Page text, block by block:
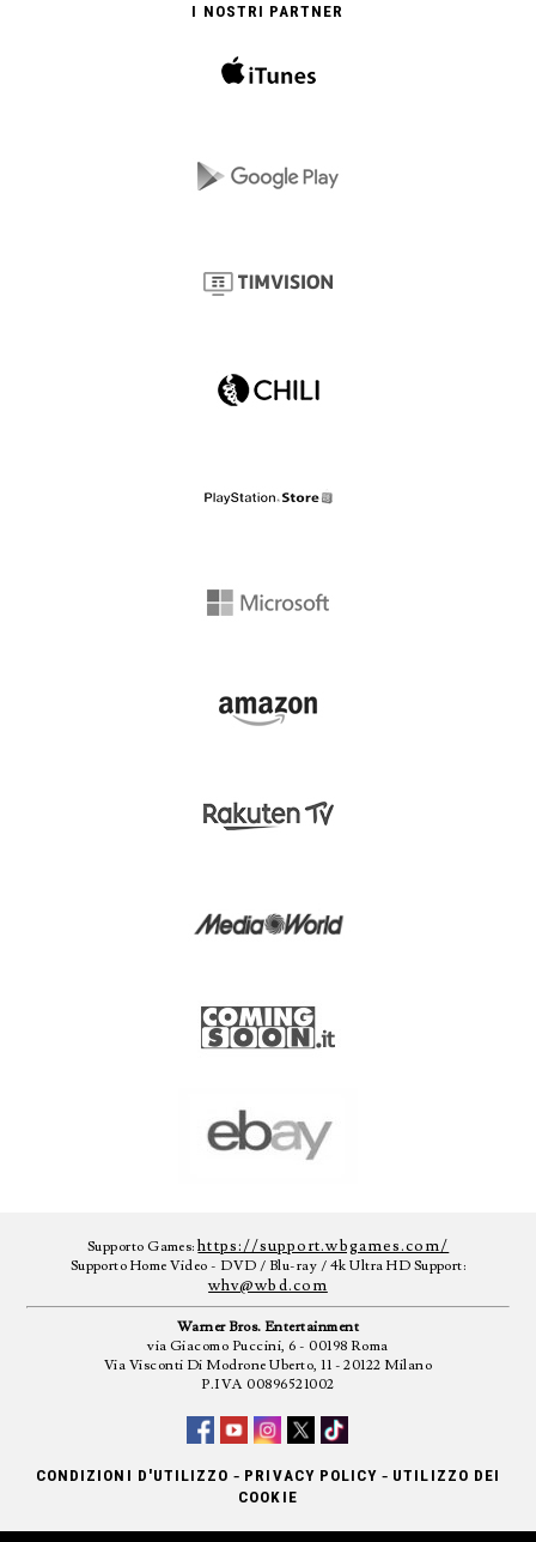
I NOSTRI PARTNER
Supporto Games:https://support.wbgames.com/
Supporto Home Video - DVD / Blu-ray / 4k Ultra HD Support:
whv@wbd.com
Warner Bros. Entertainment
via Giacomo Puccini, 6 - 00198 Roma
Via Visconti Di Modrone Uberto, 11 - 20122 Milano
P.IVA 00896521002
CONDIZIONI D'UTILIZZO - PRIVACY POLICY - UTILIZZO DEI
COOKIE